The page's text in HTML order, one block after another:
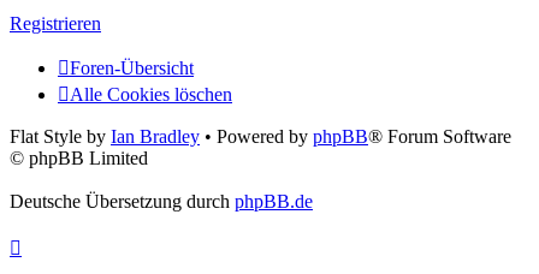
Registrieren
Foren-Übersicht
Alle Cookies löschen
Flat Style by Ian Bradley • Powered by phpBB® Forum Software
© phpBB Limited
Deutsche Übersetzung durch phpBB.de